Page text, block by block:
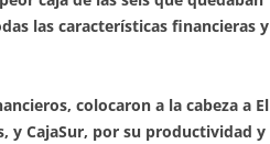
las características financieras y
colocaron a la cabeza a El
y CajaSur, por su productividad y